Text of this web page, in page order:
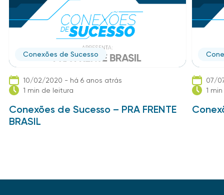
Conexões de Sucesso
10/02/2020 - há 6 anos atrás
1 min de leitura
Conexões de Sucesso – PRA FRENTE
BRASIL
07/
1